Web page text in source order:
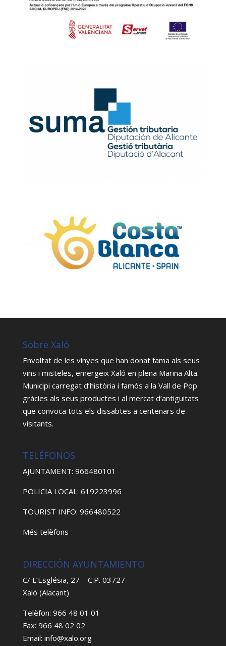
Sobre Xaló
Envoltat de les vinyes que han donat fama als seus
vins i misteles, emergeix Xaló en plena Marina Alta.
Municipi carregat d’història i famós a la Vall de Pop
gràcies als seus productes i al mercat d’antiguitats
que convoca tots els dissabtes a centenars de
visitants.
TELÉFONOS
AJUNTAMENT: 966480101
POLICIA LOCAL: 619223996
TOURIST INFO: 966480522
Més telèfons
DIRECCIÓN AYUNTAMIENTO
C/ L’Església, 27 – C.P. 03727
Xaló (Alacant)
Telèfon: 966 48 01 01
Fax: 966 48 02 02
Email: info@xalo.org